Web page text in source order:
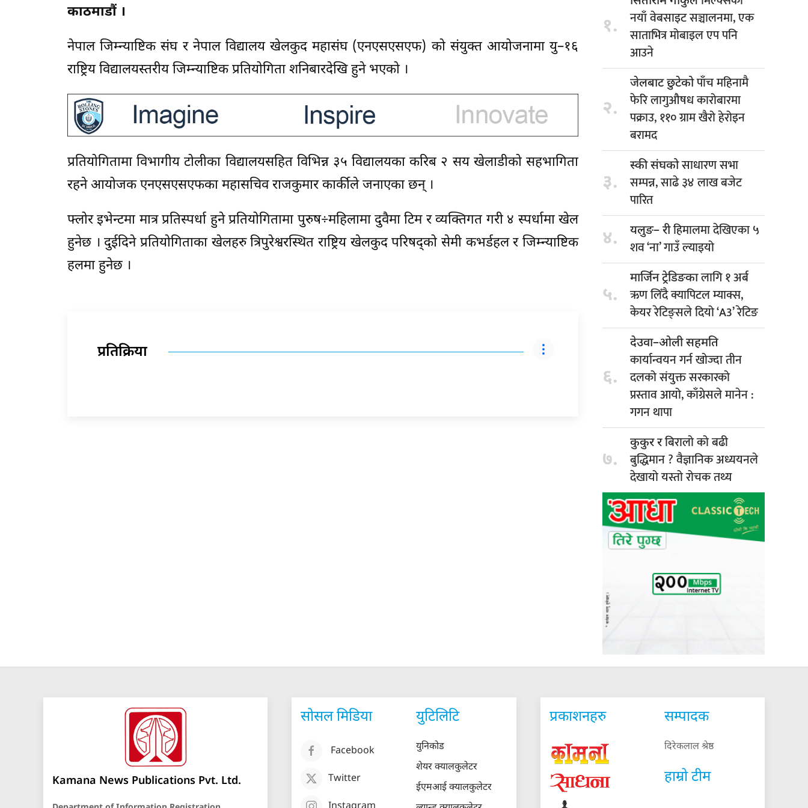
काठमाडौं ।
नेपाल जिम्न्याष्टिक संघ र नेपाल विद्यालय खेलकुद महासंघ (एनएसएसएफ) को संयुक्त आयोजनामा यु–१६
राष्ट्रिय विद्यालयस्तरीय जिम्न्याष्टिक प्रतियोगिता शनिबारदेखि हुने भएको ।
प्रतियोगितामा विभागीय टोलीका विद्यालयसहित विभिन्न ३५ विद्यालयका करिब २ सय खेलाडीको सहभागिता
रहने आयोजक एनएसएसएफका महासचिव राजकुमार कार्कीले जनाएका छन् ।
फ्लोर इभेन्टमा मात्र प्रतिस्पर्धा हुने प्रतियोगितामा पुरुष÷महिलामा दुवैमा टिम र व्यक्तिगत गरी ४ स्पर्धामा खेल
हुनेछ । दुईदिने प्रतियोगिताका खेलहरु त्रिपुरेश्वरस्थित राष्ट्रिय खेलकुद परिषद्को सेमी कभर्डहल र जिम्न्याष्टिक
हलमा हुनेछ ।
प्रतिक्रिया
१.
नयाँ वेबसाइट सञ्चालनमा, एक
साताभित्र मोबाइल एप पनि
आउने
२.
जेलबाट छुटेकोपाँच महिनामै
फेरि लागुऔषध कारोबारमा
पक्राउ, ११० ग्राम खैरो हेरोइन
बरामद
३.
स्की संघकोसाधारण सभा
सम्पन्न, साढे ३४ लाख बजेट
पारित
४. यलुङ– रीहिमालमा देखिएका ५
शव ‘ना’ गाउँ ल्याइयो
५.
मार्जिन ट्रेडिङकालागि १ अर्ब
ऋण लिँदै क्यापिटल म्याक्स,
केयर रेटिङ्सले दियो ‘A3’ रेटिङ
६.
देउवा–ओली सहमति
कार्यान्वयन गर्न खोज्दा तीन
दलको संयुक्त सरकारको
प्रस्ताव आयो, काँग्रेसले मानेन :
गगन थापा
७.
कुकुर रबिरालो को बढी
बुद्धिमान ? वैज्ञानिक अध्ययनले
देखायो यस्तो रोचक तथ्य
Kamana News Publications Pvt. Ltd.
सोसल मिडिया
Facebook
Twitter
युटिलिटि
युनिकोड
शेयर क्यालकुलेटर
ईएमआई क्यालकुलेटर
प्रकाशनहरु सम्पादक
दिरेकलाल श्रेष्ठ
हाम्रो टीम